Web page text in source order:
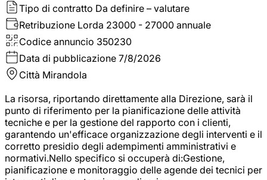
Tipo di contratto Da definire – valutare
Retribuzione Lorda 23000 - 27000 annuale
Codice annuncio 350230
Data di pubblicazione 7/8/2026
Città Mirandola
La risorsa, riportando direttamente alla Direzione, sarà il
punto di riferimento per la pianificazione delle attività
tecniche e per la gestione del rapporto con i clienti,
garantendo un'efficace organizzazione degli interventi e il
corretto presidio degli adempimenti amministrativi e
normativi.Nello specifico si occuperà di:Gestione,
pianificazione e monitoraggio delle agende dei tecnici per